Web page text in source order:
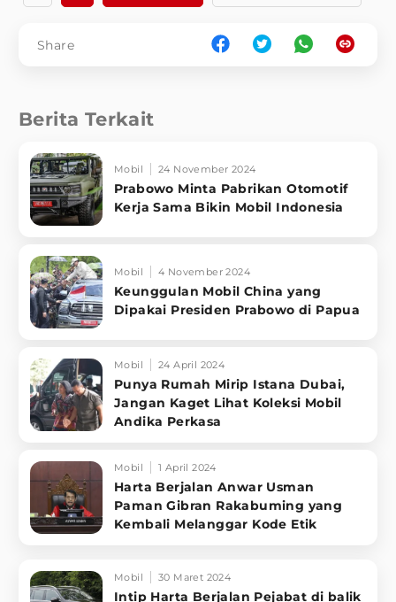
Share
Berita Terkait
Mobil 24 November 2024
Prabowo Minta Pabrikan Otomotif
Kerja Sama Bikin Mobil Indonesia
Mobil 4 November 2024
Keunggulan Mobil China yang
Dipakai Presiden Prabowo di Papua
Mobil 24 April 2024
Punya Rumah Mirip Istana Dubai,
Jangan Kaget Lihat Koleksi Mobil
Andika Perkasa
Mobil 1 April 2024
Harta Berjalan Anwar Usman
Paman Gibran Rakabuming yang
Kembali Melanggar Kode Etik
Mobil 30 Maret 2024
Intip Harta Berjalan Pejabat di balik